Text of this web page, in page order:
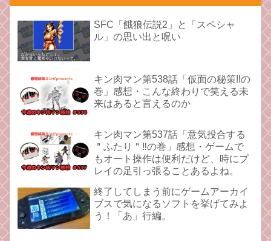
SFC「餓狼伝説2」と「スペシャ
ル」の思い出と呪い
キン肉マン第538話「仮面の秘策‼︎の
巻」感想・こんな終わりで笑える未
来はあると言えるのか
キン肉マン第537話「意気投合する
＂ふたり＂‼︎の巻」感想・ゲームで
もオート操作は便利だけど、時にプ
レイの足引っ張ることあるよね。
終了してしまう前にゲームアーカイ
ブスで気になるソフトを挙げてみよ
う！「あ」行編。